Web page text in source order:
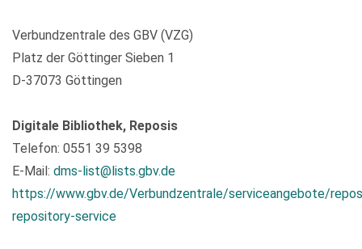
Verbundzentrale des GBV (VZG)
Platz der Göttinger Sieben 1
D-37073 Göttingen
Digitale Bibliothek, Reposis
Telefon: 0551 39 5398
E-Mail: dms-list@lists.gbv.de
https://www.gbv.de/Verbundzentrale/serviceangebote/
repository-service